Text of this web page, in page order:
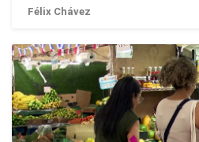
Félix Chávez